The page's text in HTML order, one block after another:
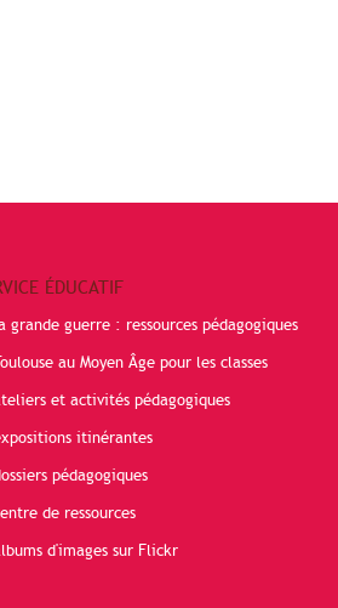
ÉDUCATIF
grande guerre : ressources pédagogiques
au Moyen Âge pour les classes
et activités pédagogiques
itinérantes
pédagogiques
de ressources
d'images sur Flickr